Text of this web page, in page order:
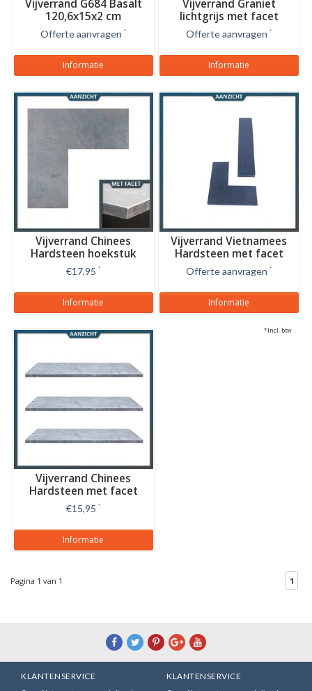
Vijverrand G684 Basalt
120,6x15x2 cm
Offerte aanvragen *
Informatie
Vijverrand Graniet
lichtgrijs met facet
100x35x3 cm
Offerte aanvragen *
Informatie
Vijverrand Chinees
Hardsteen hoekstuk
€17,95 *
Informatie
Vijverrand Vietnamees
Hardsteen met facet
Offerte aanvragen *
Informatie
Vijverrand Chinees
Hardsteen met facet
€15,95 *
Informatie
*Incl. btw
Pagina 1 van 1 1
KLANTENSERVICE
KLANTENSERVICE